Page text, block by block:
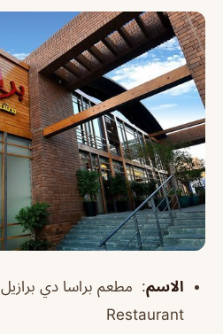
الاسم: مطعم براسا دي برازيل
Restaurant